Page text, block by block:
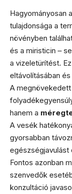
Hagyományosan
tulajdonsága a
növényben
és a miristicin –
a vizeletürítést.
eltávolításában
A
hanem a
A vesék
gyorsabban
egészségjavulást
Fontos azonban
szenvedők
konzultáció